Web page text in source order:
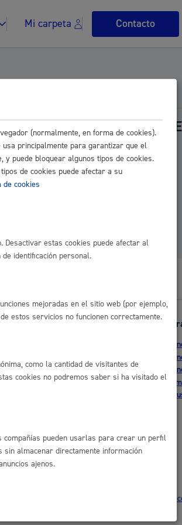
Mi carpeta Contacto
Impuestos y multas
Donostiarras PSE-
Sede electrónica
Mapas - GeoDonostia
Política de
(normalmente, en forma de cookies).
principalmente para garantizar que el
y puede bloquear algunos tipos de cookies.
de cookies puede afectar a su
de cookies
Desactivar estas cookies puede afectar al
identificación personal.
mejoradas en el sitio web (por ejemplo,
estos servicios no funcionen correctamente.
como la cantidad de visitantes de
cookies no podremos saber si ha visitado el
compañías pueden usarlas para crear un perfil
almacenar directamente información
ajenos.